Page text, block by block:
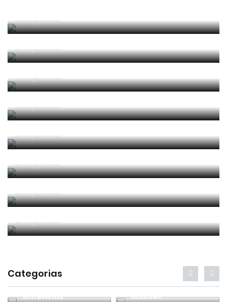
PorJorge Faustino
PorJorge Faustino
PorJorge Faustino
PorJorge Faustino
PorJorge Faustino
PorJorge Faustino
PorJorge Faustino
PorJorge Faustino
Categorias
Entrevistas Análises